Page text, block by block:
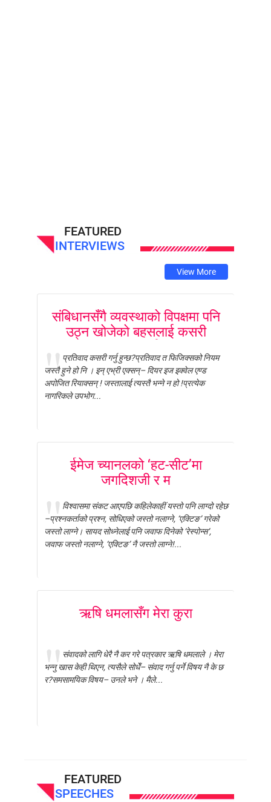
FEATURED
INTERVIEWS
View More
संबिधानसँगै व्यवस्थाको विपक्षमा पनि
उठ्न खोजेको बहसलाई कसरी
प्रतिवाद कसरी गर्नु हुन्छ?प्रतिवाद त फिजिक्सको नियम
जस्तै हुने हो नि । इन् एभ्री एक्सन्– दियर इज इक्वेल एण्ड
अपोजित रियाक्सन् ! जस्तालाई त्यस्तै भन्ने न हो !प्रत्येक
नागरिकले उपभोग...
ईमेज च्यानलको ‘हट-सीट’मा
जगदिशजी र म
विश्वासमा संकट आएपछि कहिलेकाहीं यस्तो पनि लाग्दो रहेछ
–प्रश्नकर्ताको प्रश्न, सोधिएको जस्तो नलाग्ने, ‘एक्टिङ’ गरेको
जस्तो लाग्ने। सायद सोध्नेलाई पनि जवाफ दिनेको ‘रेस्पोन्स’,
जवाफ जस्तो नलाग्ने, ‘एक्टिङ’ नै जस्तो लाग्ने!...
ऋषि धमलासँग मेरा कुरा
संवादको लागि धेरै नै कर गरे पत्रकार ऋषि धमलाले । मेरा
भन्नु खास केही थिएन, त्यसैले सोधेँ– संवाद गर्नु पर्ने विषय नै के छ
र?समसामयिक विषय– उनले भने । मैले...
FEATURED
SPEECHES